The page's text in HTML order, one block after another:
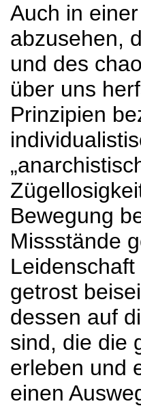
Auch in
abzusehen,
und des
über uns
Prinzipien
Bewegung
Missstände
getrost
dessen auf
sind, die die
erleben und
einen